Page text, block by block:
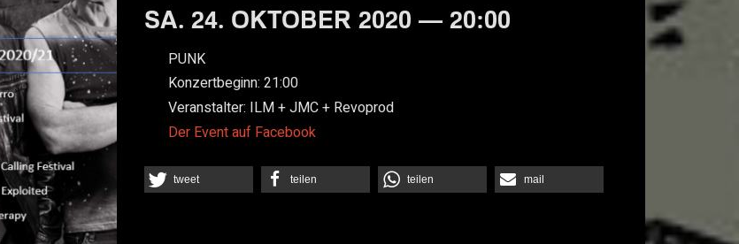
SA. 24. OKTOBER 2020 — 20:00
PUNK
Konzertbeginn: 21:00
Veranstalter: ILM + JMC + Revoprod
Der Event auf Facebook
tweet teilen teilen mail